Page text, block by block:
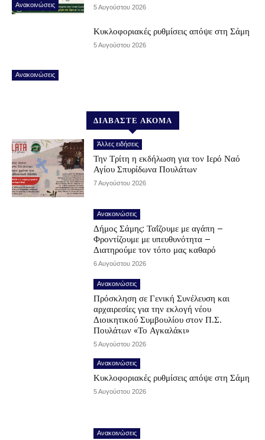
Ανακοινώσεις 5 Αυγούστου 2026
Ανακοινώσεις
Κυκλοφοριακές ρυθμίσεις απόψε στη Σάμη
5 Αυγούστου 2026
ΔΙΑΒΑΣΤΕ ΑΚΟΜΑ
Άλλες ειδήσεις
Την Τρίτη η εκδήλωση για τον Ιερό Ναό
Αγίου Σπυρίδωνα Πουλάτων
7 Αυγούστου 2026
Ανακοινώσεις
Δήμος Σάμης: Ταΐζουμε με αγάπη –
Φροντίζουμε με υπευθυνότητα –
Διατηρούμε τον τόπο μας καθαρό
6 Αυγούστου 2026
Ανακοινώσεις
Πρόσκληση σε Γενική Συνέλευση και
αρχαιρεσίες για την εκλογή νέου
Διοικητικού Συμβουλίου στον Π.Σ.
Πουλάτων «Το Αγκαλάκι»
5 Αυγούστου 2026
Ανακοινώσεις
Κυκλοφοριακές ρυθμίσεις απόψε στη Σάμη
5 Αυγούστου 2026
Ανακοινώσεις